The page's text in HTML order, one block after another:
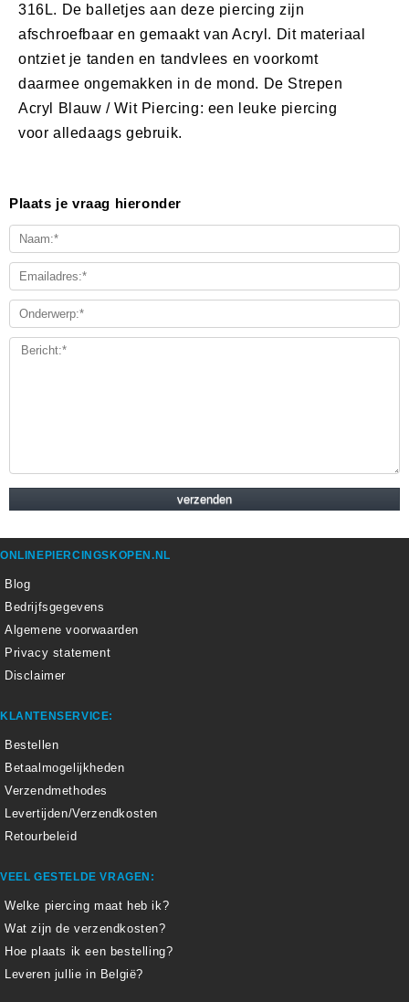
316L. De balletjes aan deze piercing zijn
afschroefbaar en gemaakt van Acryl. Dit materiaal
ontziet je tanden en tandvlees en voorkomt
daarmee ongemakken in de mond. De Strepen
Acryl Blauw / Wit Piercing: een leuke piercing
voor alledaags gebruik.
Plaats je vraag hieronder
ONLINEPIERCINGSKOPEN.NL
Blog
Bedrijfsgegevens
Algemene voorwaarden
Privacy statement
Disclaimer
KLANTENSERVICE:
Bestellen
Betaalmogelijkheden
Verzendmethodes
Levertijden/Verzendkosten
Retourbeleid
VEEL GESTELDE VRAGEN:
Welke piercing maat heb ik?
Wat zijn de verzendkosten?
Hoe plaats ik een bestelling?
Leveren jullie in België?